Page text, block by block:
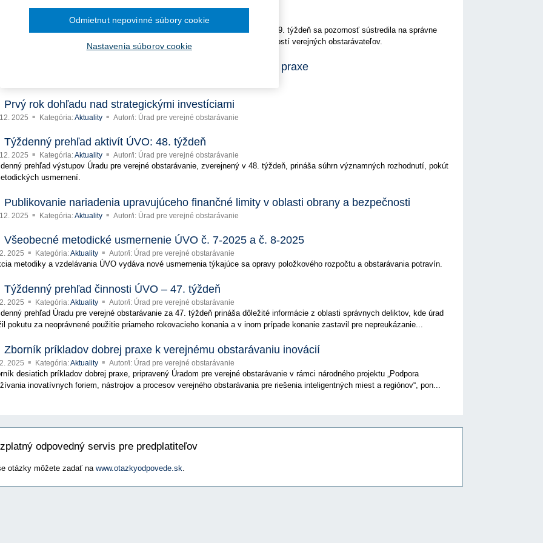
žiadostí o dotácie
pre zhotovenie analýzy
dunajského
November 2024
Október 2024
September 2024
August 2024
Marec 2024
Február 2024
Január 2024
2023
December 2023
November 2023
Október 2023
Týždenný prehľad činností ÚVO za 49. týždeň
2025 Kategória:Aktuality Autor/i: Úrad pre verejné obstarávanie
týždenného prehľadu výstupov Úradu pre verejné obstarávanie (ÚVO) za 49. týždeň sa pozornosť sústredila na správne
kde úrad rozhodol o zastavení konania a uložil pokuty za porušenie povinností verejných obstarávateľov.
Vyhodnotenie mimoriadne nízkej ponuky – príklad dobrej praxe
2025
Prvý rok dohľadu nad strategickými investíciami
2025 Kategória:Aktuality Autor/i: Úrad pre verejné obstarávanie
Týždenný prehľad aktivít ÚVO: 48. týždeň
2025 Kategória:Aktuality Autor/i: Úrad pre verejné obstarávanie
prehľad výstupov Úradu pre verejné obstarávanie, zverejnený v 48. týždeň, prináša súhrn významných rozhodnutí, pokút
usmernení.
Publikovanie nariadenia upravujúceho finančné limity v oblasti obrany a bezpečnosti
2025 Kategória:Aktuality Autor/i: Úrad pre verejné obstarávanie
Všeobecné metodické usmernenie ÚVO č. 7-2025 a č. 8-2025
2025 Kategória:Aktuality Autor/i: Úrad pre verejné obstarávanie
metodiky a vzdelávania ÚVO vydáva nové usmernenia týkajúce sa opravy položkového rozpočtu a obstarávania potravín.
Týždenný prehľad činnosti ÚVO – 47. týždeň
2025 Kategória:Aktuality Autor/i: Úrad pre verejné obstarávanie
prehľad Úradu pre verejné obstarávanie za 47. týždeň prináša dôležité informácie z oblasti správnych deliktov, kde úrad
pokutu za neoprávnené použitie priameho rokovacieho konania a v inom prípade konanie zastavil pre nepreukázanie...
Zborník príkladov dobrej praxe k verejnému obstarávaniu inovácií
2025 Kategória:Aktuality Autor/i: Úrad pre verejné obstarávanie
desiatich príkladov dobrej praxe, pripravený Úradom pre verejné obstarávanie v rámci národného projektu „Podpora
inovatívnych foriem, nástrojov a procesov verejného obstarávania pre riešenia inteligentných miest a regiónov“, pon...
odpovedný servis pre predplatiteľov
otázky môžete zadať na www.otazkyodpovede.sk.
Nastavenia súborov cookie
Odmietnut nepovinné súbory cookie